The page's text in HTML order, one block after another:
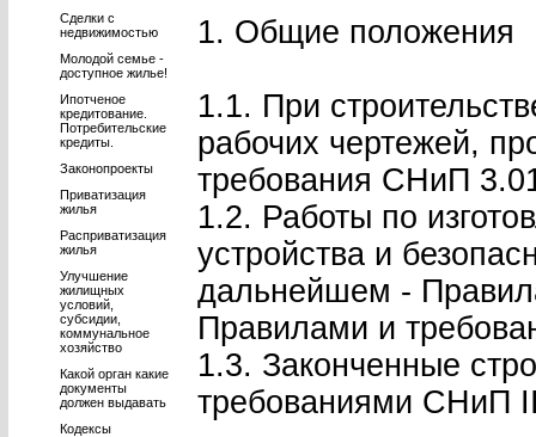
Сделки с
недвижимостью
Молодой семье -
доступное жилье!
Ипотченое
кредитование.
Потребительские
кредиты.
Законопроекты
Приватизация
жилья
Расприватизация
жилья
Улучшение
жилищных
условий,
субсидии,
коммунальное
хозяйство
Какой орган какие
документы
должен выдавать
Кодексы
1. Общие положения
1.1. При
рабочих чертежей,
требования СНиП
1.2. Работы по
устройства и
дальнейшем -
Правилами и
1.3. Законченные
требованиями СНиП